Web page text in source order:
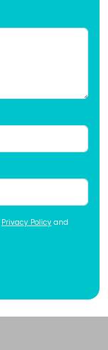
Privacy Policy and